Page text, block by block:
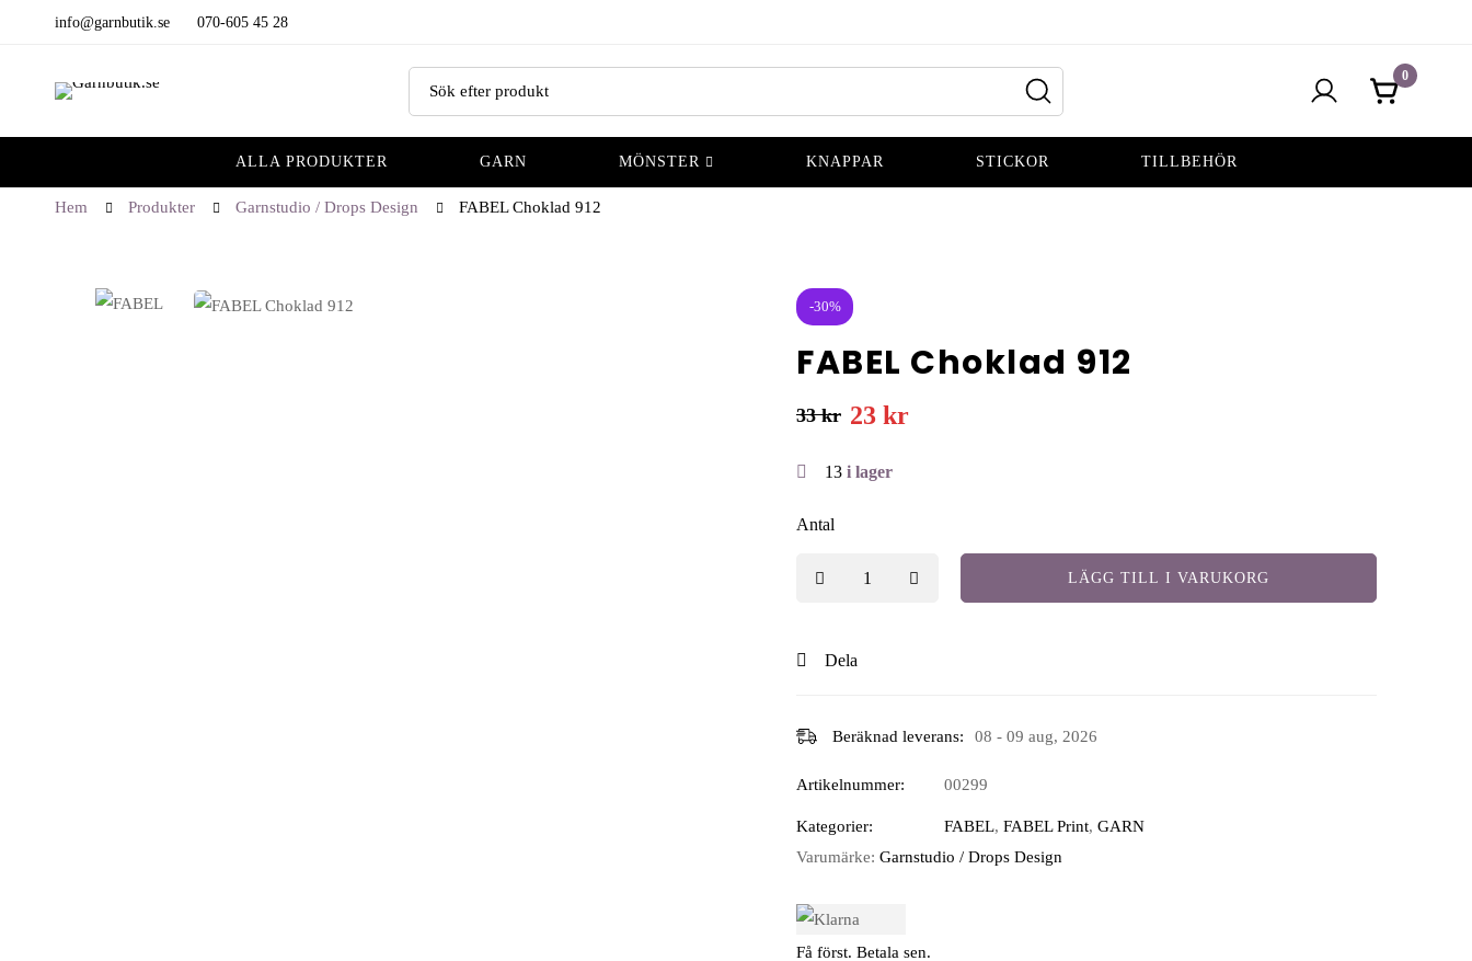
info@garnbutik.se 070-605 45 28
0
ALLA PRODUKTER GARN MÖNSTER KNAPPAR STICKOR TILLBEHÖR
Hem Produkter Garnstudio / Drops Design FABEL Choklad 912
-30%
FABEL Choklad 912
33kr 23 kr
13 i lager
Antal
LÄGG TILL I VARUKORG
Dela
Beräknad leverans: 08 - 09 aug, 2026
Artikelnummer: 00299
Kategorier: FABEL, FABEL Print, GARN
Varumärke: Garnstudio / Drops Design
Få först. Betala sen.